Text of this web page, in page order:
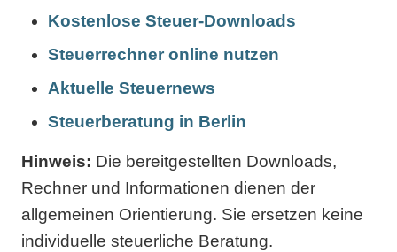
Kostenlose Steuer-Downloads
Steuerrechner online nutzen
Aktuelle Steuernews
Steuerberatung in Berlin
Hinweis: Die bereitgestellten Downloads,
Rechner und Informationen dienen der
allgemeinen Orientierung. Sie ersetzen keine
individuelle steuerliche Beratung.